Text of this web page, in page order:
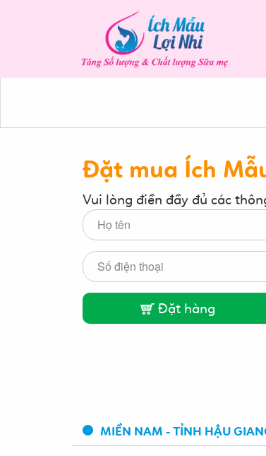
Đặt mua Ích
Vui lòng điền đầy đủ các
Đặt hàng
MIỀN NAM - TỈNH HẬU